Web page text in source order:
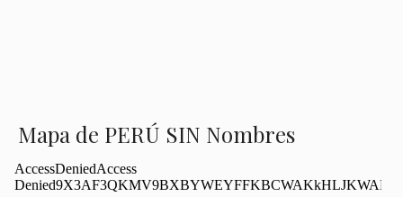
Mapa de PERÚ SIN Nombres